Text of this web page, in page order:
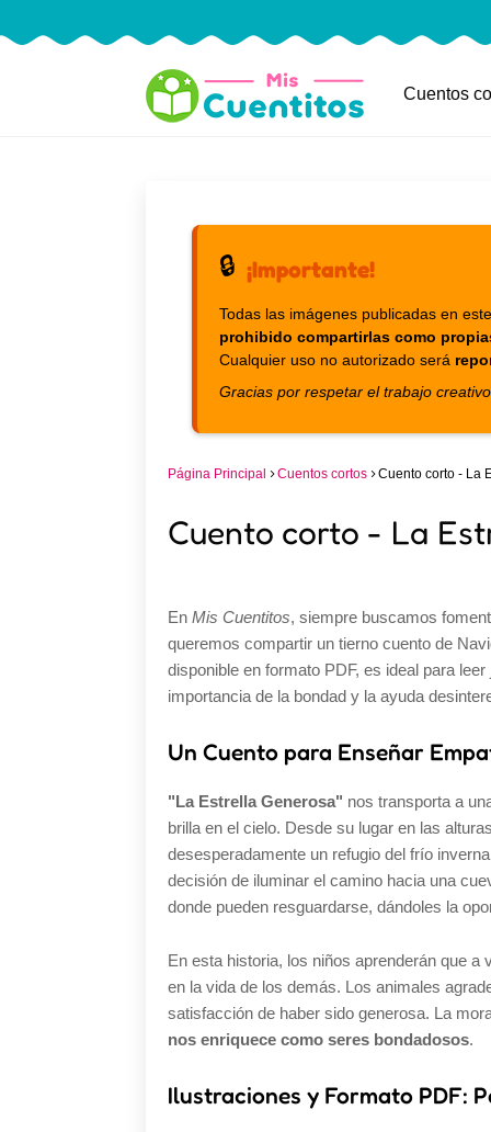
Cuentos
🔒 ¡Importante!
Todas las imágenes publicadas en
prohibido compartirlas como
Cualquier uso no autorizado será
Gracias por respetar el trabajo
Página Principal Cuentos cortos Cuento corto - La
Cuento corto - La
En Mis Cuentitos, siempre buscamos
queremos compartir un tierno cuento de
disponible en formato PDF, es ideal para
importancia de la bondad y la ayuda
Un Cuento para Enseñar
"La Estrella Generosa" nos transporta a
brilla en el cielo. Desde su lugar en las
desesperadamente un refugio del frío
decisión de iluminar el camino hacia una
donde pueden resguardarse, dándoles la
En esta historia, los niños aprenderán que
en la vida de los demás. Los animales
satisfacción de haber sido generosa. La
nos enriquece como seres bondadosos.
Ilustraciones y Formato PDF: